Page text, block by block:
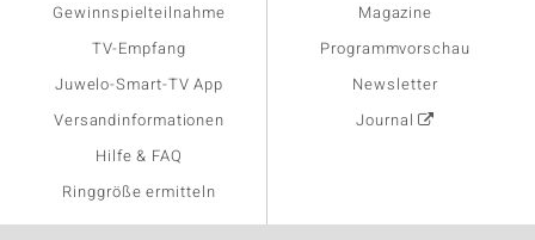
Gewinnspielteilnahme
TV-Empfang
Juwelo-Smart-TV App
Versandinformationen
Hilfe & FAQ
Ringgröße ermitteln
Magazine
Programmvorschau
Newsletter
Journal